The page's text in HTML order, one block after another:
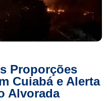
Proporções
Cuiabá e Alerta
Alvorada